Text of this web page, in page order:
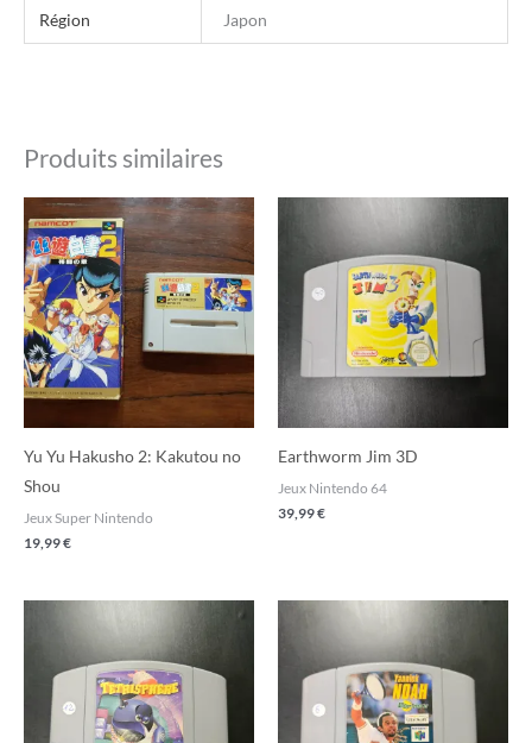
Région Japon
Produits similaires
Yu Yu Hakusho 2: Kakutou no
Shou
Jeux Super Nintendo
19,99€
Earthworm Jim 3D
Jeux Nintendo 64
39,99€